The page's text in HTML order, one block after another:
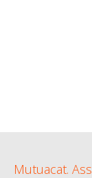
Mutuacat.